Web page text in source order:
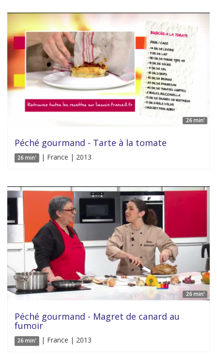
26 min'
Péché gourmand - Tarte à la tomate
26 min' | France | 2013
26 min'
Péché gourmand - Magret de canard au
fumoir
26 min' | France | 2013